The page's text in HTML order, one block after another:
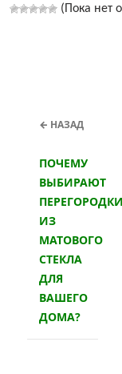
(Пока нет
← НАЗАД
ПОЧЕМУ
ВЫБИРАЮТ
ПЕРЕГОРОДКИ
ИЗ
МАТОВОГО
СТЕКЛА
ДЛЯ
ВАШЕГО
ДОМА?